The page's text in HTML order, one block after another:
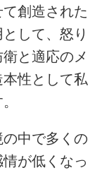
創造された
して、怒り
と適応のメ
性として私
中で多くの
が低くなっ